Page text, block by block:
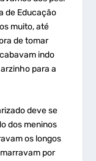
de Educação
muito, até
de tomar
indo
para a
deve se
dos meninos
os longos
por